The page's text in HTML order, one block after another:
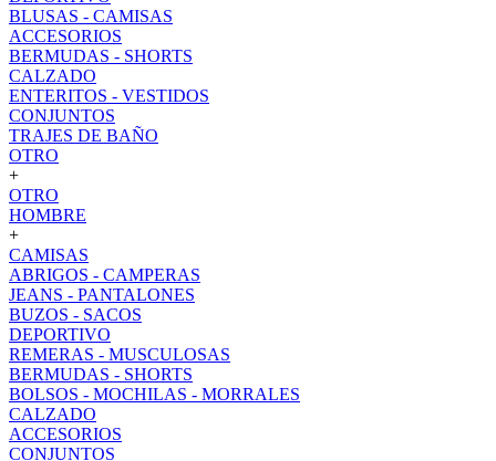
BLUSAS - CAMISAS
ACCESORIOS
BERMUDAS - SHORTS
CALZADO
ENTERITOS - VESTIDOS
CONJUNTOS
TRAJES DE BAÑO
OTRO
+
OTRO
HOMBRE
+
CAMISAS
ABRIGOS - CAMPERAS
JEANS - PANTALONES
BUZOS - SACOS
DEPORTIVO
REMERAS - MUSCULOSAS
BERMUDAS - SHORTS
BOLSOS - MOCHILAS - MORRALES
CALZADO
ACCESORIOS
CONJUNTOS